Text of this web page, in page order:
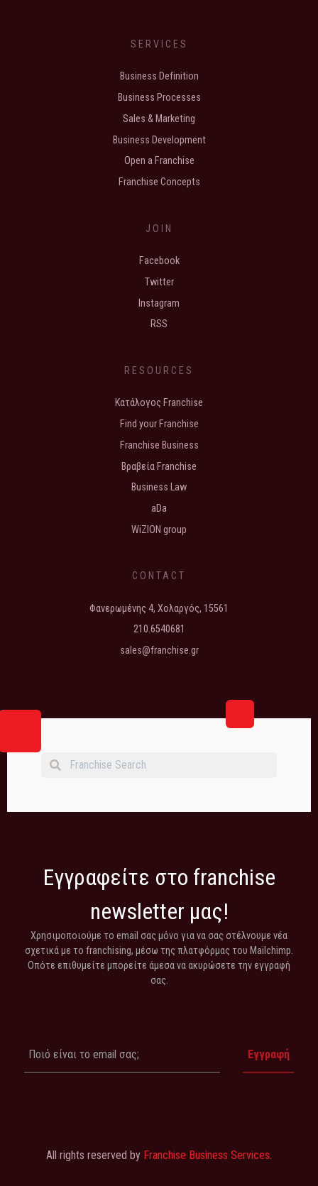
SERVICES
Business Definition
Business Processes
Sales & Marketing
Business Development
Open a Franchise
Franchise Concepts
JOIN
Facebook
Twitter
Instagram
RSS
RESOURCES
Κατάλογος Franchise
Find your Franchise
Franchise Business
Βραβεία Franchise
Business Law
aDa
WiZION group
CONTACT
Φανερωμένης 4, Χολαργός, 15561
210.6540681
sales@franchise.gr
Εγγραφείτε στο franchise
newsletter μας!
Χρησιμοποιούμε το email σας μόνο για να σας στέλνουμε νέα
σχετικά με το franchising, μέσω της πλατφόρμας του Mailchimp.
Οπότε επιθυμείτε μπορείτε άμεσα να ακυρώσετε την εγγραφή
σας.
All rights reserved by Franchise Business Services.